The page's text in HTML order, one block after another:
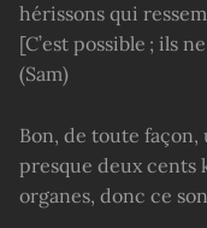
hérissons qui
[C’est possible ; ils
(Sam)
Bon, de toute
presque deux
organes, donc ce